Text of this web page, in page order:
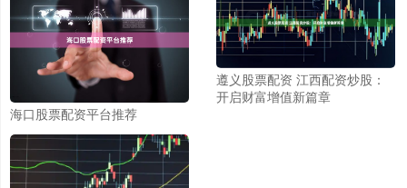
海口股票配资平台推荐
遵义股票配资 江西配资炒股：
开启财富增值新篇章